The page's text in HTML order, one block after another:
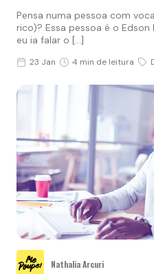
Pensa numa pessoa com
rico)? Essa pessoa é o
eu ia falar o […]
23 Jan 4 min de leitura
Nathalia Arcuri